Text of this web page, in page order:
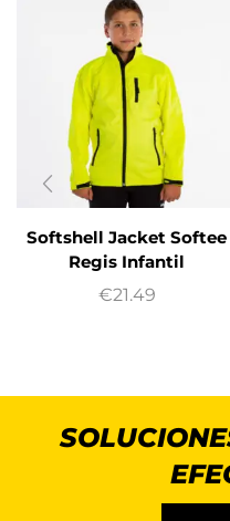
Softshell Jacket Softee
Regis Infantil
€21.49